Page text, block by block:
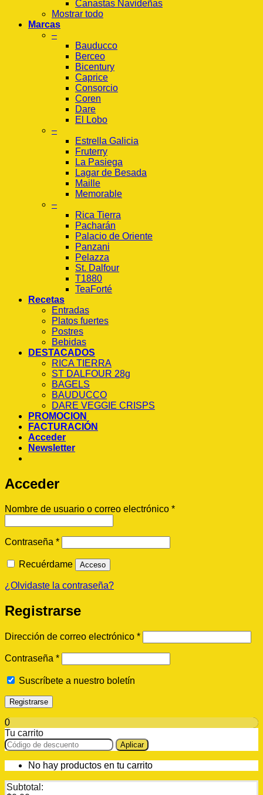
Canastas Navideñas
Mostrar todo
Marcas
–
Bauducco
Berceo
Bicentury
Caprice
Consorcio
Coren
Dare
El Lobo
–
Estrella Galicia
Fruterry
La Pasiega
Lagar de Besada
Maille
Memorable
–
Rica Tierra
Pacharán
Palacio de Oriente
Panzani
Pelazza
St. Dalfour
T1880
TeaForté
Recetas
Entradas
Platos fuertes
Postres
Bebidas
DESTACADOS
RICA TIERRA
ST DALFOUR 28g
BAGELS
BAUDUCCO
DARE VEGGIE CRISPS
PROMOCION
FACTURACIÓN
Acceder
Newsletter
Acceder
Nombre de usuario o correo electrónico *Obligatorio
Contraseña *Obligatorio
Recuérdame Acceso
¿Olvidaste la contraseña?
Registrarse
Dirección de correo electrónico *Obligatorio
Contraseña *Obligatorio
Suscríbete a nuestro boletín
Registrarse
0
Tu carrito
Aplicar
No hay productos en tu carrito
Subtotal: